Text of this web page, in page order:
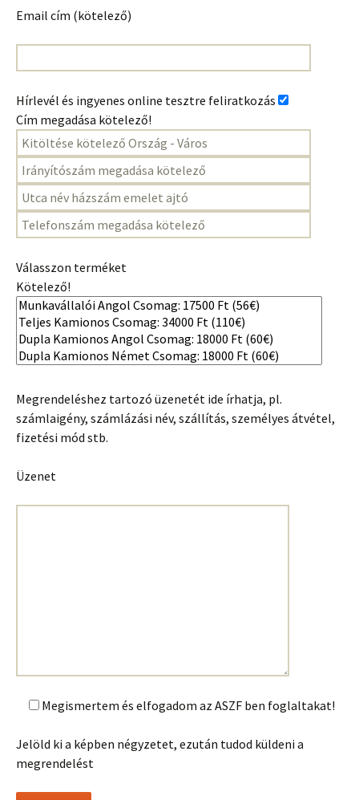
Email cím (kötelező)
Hírlevél és ingyenes online tesztre feliratkozás
Cím megadása kötelező!
Válasszon terméket
Kötelező!
Megrendeléshez tartozó üzenetét ide írhatja, pl.
számlaigény, számlázási név, szállítás, személyes átvétel,
fizetési mód stb.
Üzenet
Megismertem és elfogadom az ASZF ben foglaltakat!
Jelöld ki a képben négyzetet, ezután tudod küldeni a
megrendelést